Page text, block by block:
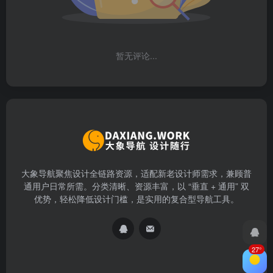
暂无评论...
大象导航聚焦设计全链路资源，适配新老设计师需求，兼顾普
通用户日常所需。分类清晰、资源丰富，以 “垂直 + 通用” 双
优势，轻松降低设计门槛，是实用的复合型导航工具。
27°